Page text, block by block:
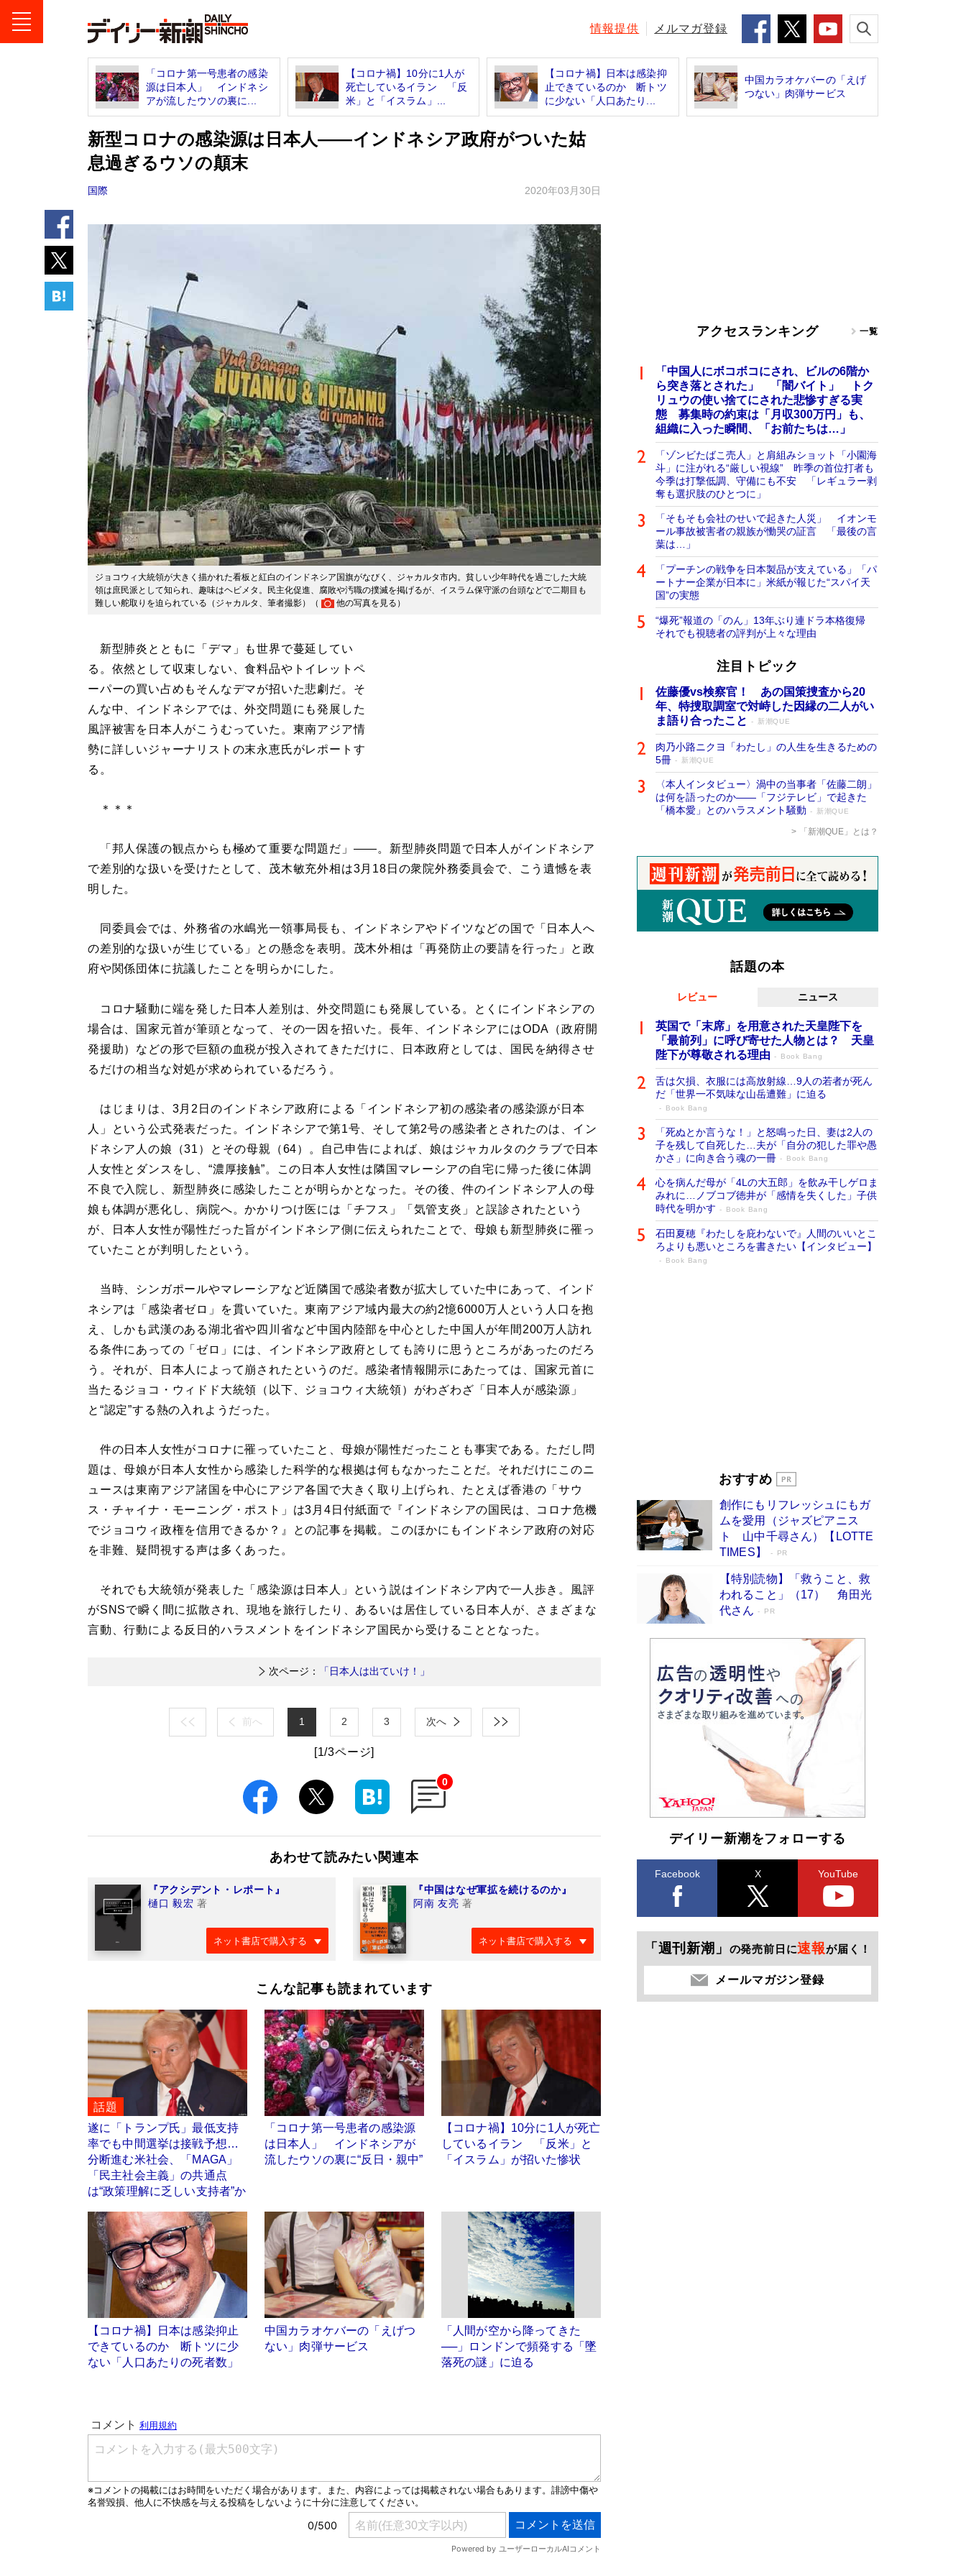
情報提供 メルマガ登録
「コロナ第一号患者の感染
源は日本人」 インドネシ
アが流したウソの裏に...
【コロナ禍】10分に1人が
死亡しているイラン 「反
米」と「イスラム」...
【コロナ禍】日本は感染抑
止できているのか 断トツ
に少ない「人口あたり...
中国カラオケバーの「えげ
つない」肉弾サービス
新型コロナの感染源は日本人――インドネシア政府がついた姑
息過ぎるウソの顛末
国際 2020年03月30日
ジョコウィ大統領が大きく描かれた看板と紅白のインドネシア国旗がなびく、ジャカルタ市内。貧しい少年時代を過ごした大統
領は庶民派として知られ、趣味はヘビメタ。民主化促進、腐敗や汚職の撲滅を掲げるが、イスラム保守派の台頭などで二期目も
難しい舵取りを迫られている（ジャカルタ、筆者撮影）（
他の写真を見る ）
新型肺炎とともに「デマ」も世界で蔓延してい
る。依然として収束しない、食料品やトイレットペ
ーパーの買い占めもそんなデマが招いた悲劇だ。そ
んな中、インドネシアでは、外交問題にも発展した
風評被害を日本人がこうむっていた。東南アジア情
勢に詳しいジャーナリストの末永恵氏がレポートす
る。
＊＊＊
「邦人保護の観点からも極めて重要な問題だ」――。新型肺炎問題で日本人がインドネシア
で差別的な扱いを受けたとして、茂木敏充外相は3月18日の衆院外務委員会で、こう遺憾を表
明した。
同委員会では、外務省の水嶋光一領事局長も、インドネシアやドイツなどの国で「日本人へ
の差別的な扱いが生じている」との懸念を表明。茂木外相は「再発防止の要請を行った」と政
府や関係団体に抗議したことを明らかにした。
コロナ騒動に端を発した日本人差別は、外交問題にも発展している。とくにインドネシアの
場合は、国家元首が筆頭となって、その一因を招いた。長年、インドネシアにはODA（政府開
発援助）などの形で巨額の血税が投入されてきただけに、日本政府としては、国民を納得させ
るだけの相当な対処が求められているだろう。
はじまりは、3月2日のインドネシア政府による「インドネシア初の感染者の感染源が日本
人」という公式発表だった。インドネシアで第1号、そして第2号の感染者とされたのは、イン
ドネシア人の娘（31）とその母親（64）。自己申告によれば、娘はジャカルタのクラブで日本
人女性とダンスをし、“濃厚接触”。この日本人女性は隣国マレーシアの自宅に帰った後に体調
不良で入院し、新型肺炎に感染したことが明らかとなった。その後、件のインドネシア人の母
娘も体調が悪化し、病院へ。かかりつけ医には「チフス」「気管支炎」と誤診されたという
が、日本人女性が陽性だった旨がインドネシア側に伝えられたことで、母娘も新型肺炎に罹っ
ていたことが判明したという。
当時、シンガポールやマレーシアなど近隣国で感染者数が拡大していた中にあって、インド
ネシアは「感染者ゼロ」を貫いていた。東南アジア域内最大の約2憶6000万人という人口を抱
え、しかも武漢のある湖北省や四川省など中国内陸部を中心とした中国人が年間200万人訪れ
る条件にあっての「ゼロ」には、インドネシア政府としても誇りに思うところがあったのだろ
う。それが、日本人によって崩されたというのだ。感染者情報開示にあたっては、国家元首に
当たるジョコ・ウィドド大統領（以下、ジョコウィ大統領）がわざわざ「日本人が感染源」
と“認定”する熱の入れようだった。
件の日本人女性がコロナに罹っていたこと、母娘が陽性だったことも事実である。ただし問
題は、母娘が日本人女性から感染した科学的な根拠は何もなかったことだ。それだけにこのニ
ュースは東南アジア諸国を中心にアジア各国で大きく取り上げられ、たとえば香港の「サウ
ス・チャイナ・モーニング・ポスト」は3月4日付紙面で『インドネシアの国民は、コロナ危機
でジョコウィ政権を信用できるか？』との記事を掲載。このほかにもインドネシア政府の対応
を非難、疑問視する声は多くあった。
それでも大統領が発表した「感染源は日本人」という説はインドネシア内で一人歩き。風評
がSNSで瞬く間に拡散され、現地を旅行したり、あるいは居住している日本人が、さまざまな
言動、行動による反日的ハラスメントをインドネシア国民から受けることとなった。
次ページ： 「日本人は出ていけ！」
前へ 1 2 3 次へ
[1/3ページ]
0
あわせて読みたい関連本
『アクシデント・レポート』
樋口 毅宏 著
ネット書店で購入する
『中国はなぜ軍拡を続けるのか』
阿南 友亮 著
ネット書店で購入する
こんな記事も読まれています
話題
遂に「トランプ氏」最低支持
率でも中間選挙は接戦予想…
分断進む米社会、「MAGA」
「民主社会主義」の共通点
は“政策理解に乏しい支持者”か
「コロナ第一号患者の感染源
は日本人」 インドネシアが
流したウソの裏に“反日・親中”
【コロナ禍】10分に1人が死亡
しているイラン 「反米」と
「イスラム」が招いた惨状
【コロナ禍】日本は感染抑止
できているのか 断トツに少
ない「人口あたりの死者数」
中国カラオケバーの「えげつ
ない」肉弾サービス
「人間が空から降ってきた
──」ロンドンで頻発する「墜
落死の謎」に迫る
アクセスランキング 一覧
「中国人にボコボコにされ、ビルの6階か
ら突き落とされた」 「闇バイト」 トク
リュウの使い捨てにされた悲惨すぎる実
態 募集時の約束は「月収300万円」も、
組織に入った瞬間、「お前たちは…」
「ゾンビたばこ売人」と肩組みショット「小園海
斗」に注がれる“厳しい視線” 昨季の首位打者も
今季は打撃低調、守備にも不安 「レギュラー剥
奪も選択肢のひとつに」
「そもそも会社のせいで起きた人災」 イオンモ
ール事故被害者の親族が慟哭の証言 「最後の言
葉は…」
「プーチンの戦争を日本製品が支えている」「パ
ートナー企業が日本に」米紙が報じた“スパイ天
国”の実態
“爆死”報道の「のん」13年ぶり連ドラ本格復帰
それでも視聴者の評判が上々な理由
注目トピック
佐藤優vs検察官！ あの国策捜査から20
年、特捜取調室で対峙した因縁の二人がい
ま語り合ったこと
新潮QUE
肉乃小路ニクヨ「わたし」の人生を生きるための
5冊
新潮QUE
〈本人インタビュー〉渦中の当事者「佐藤二朗」
は何を語ったのか――「フジテレビ」で起きた
「橋本愛」とのハラスメント騒動
新潮QUE
「新潮QUE」とは？
話題の本
レビュー ニュース
英国で「末席」を用意された天皇陛下を
「最前列」に呼び寄せた人物とは？ 天皇
陛下が尊敬される理由
Book Bang
舌は欠損、衣服には高放射線…9人の若者が死ん
だ「世界一不気味な山岳遭難」に迫る
Book Bang
「死ぬとか言うな！」と怒鳴った日、妻は2人の
子を残して自死した…夫が「自分の犯した罪や愚
かさ」に向き合う魂の一冊
Book Bang
心を病んだ母が「4Lの大五郎」を飲み干しゲロま
みれに…ノブコブ徳井が「感情を失くした」子供
時代を明かす
Book Bang
石田夏穂『わたしを庇わないで』人間のいいとこ
ろよりも悪いところを書きたい【インタビュー】
Book Bang
開発への関心を押し上げた18年の物語に幕 特装
Book Bang
「不意に涙が出そうに…」高嶋政伸が明かし
た“13歳の娘を暴行する役”への葛藤 インティマ
シーコーディネーターに支えられたNHK『大奥』
Book Bang
おすすめ
創作にもリフレッシュにもガ
ムを愛用（ジャズピアニス
ト 山中千尋さん）【LOTTE
TIMES】
PR
【特別読物】「救うこと、救
われること」（17） 角田光
代さん
PR
デイリー新潮をフォローする
Facebook X YouTube
「週刊新潮」 の発売前日に速報が届く！
メールマガジン登録